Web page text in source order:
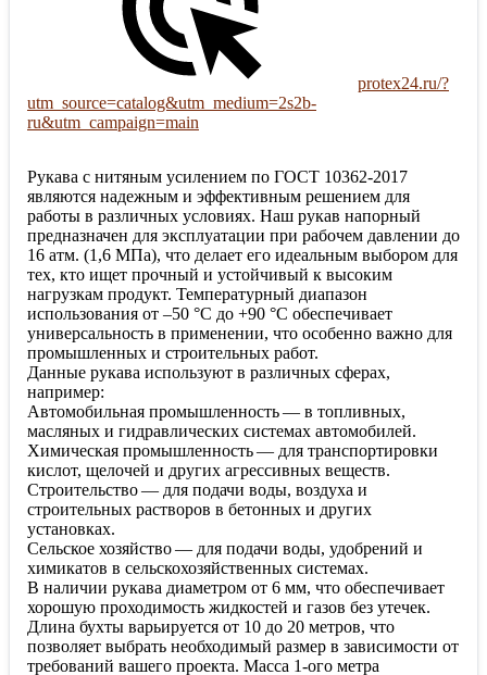
protex24.ru/?
utm_source=catalog&utm_medium=2s2b-
ru&utm_campaign=main
Рукава с нитяным усилением по ГОСТ 10362-2017
являются надежным и эффективным решением для
работы в различных условиях. Наш рукав напорный
предназначен для эксплуатации при рабочем давлении до
16 атм. (1,6 МПа), что делает его идеальным выбором для
тех, кто ищет прочный и устойчивый к высоким
нагрузкам продукт. Температурный диапазон
использования от –50 °С до +90 °С обеспечивает
универсальность в применении, что особенно важно для
промышленных и строительных работ.
Данные рукава используют в различных сферах,
например:
Автомобильная промышленность — в топливных,
масляных и гидравлических системах автомобилей.
Химическая промышленность — для транспортировки
кислот, щелочей и других агрессивных веществ.
Строительство — для подачи воды, воздуха и
строительных растворов в бетонных и других
установках.
Сельское хозяйство — для подачи воды, удобрений и
химикатов в сельскохозяйственных системах.
В наличии рукава диаметром от 6 мм, что обеспечивает
хорошую проходимость жидкостей и газов без утечек.
Длина бухты варьируется от 10 до 20 метров, что
позволяет выбрать необходимый размер в зависимости от
требований вашего проекта. Масса 1-ого метра